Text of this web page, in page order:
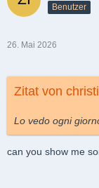
Benutzer
26. Mai 2026
Zitat von
Lo vedo ogni
can you show me